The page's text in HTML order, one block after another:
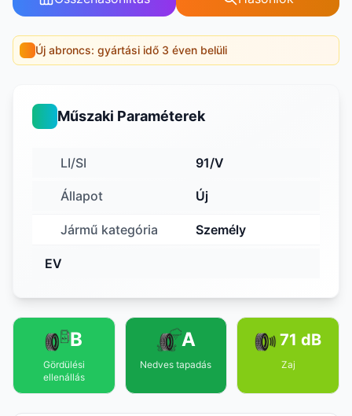
Új abroncs: gyártási idő 3 éven belüli
Műszaki Paraméterek
LI/SI 91/V
Állapot Új
Jármű kategória Személy
EV
B
Gördülési
ellenállás
A
Nedves tapadás
71 dB
Zaj